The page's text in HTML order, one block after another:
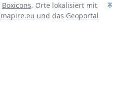
Boxicons. Orte lokalisiert mit
mapire.eu und das Geoportal